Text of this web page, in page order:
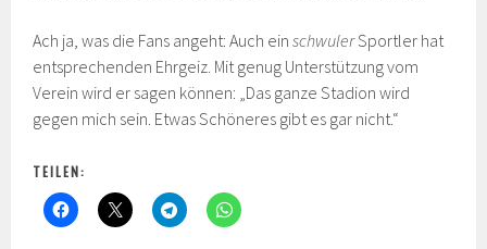
Ach ja, was die Fans angeht: Auch einschwulerSportler hat
entsprechenden Ehrgeiz. Mit genug Unterstützung vom
Verein wird er sagen können: „Das ganze Stadion wird
gegen mich sein. Etwas Schöneres gibt es gar nicht.“
TEILEN: